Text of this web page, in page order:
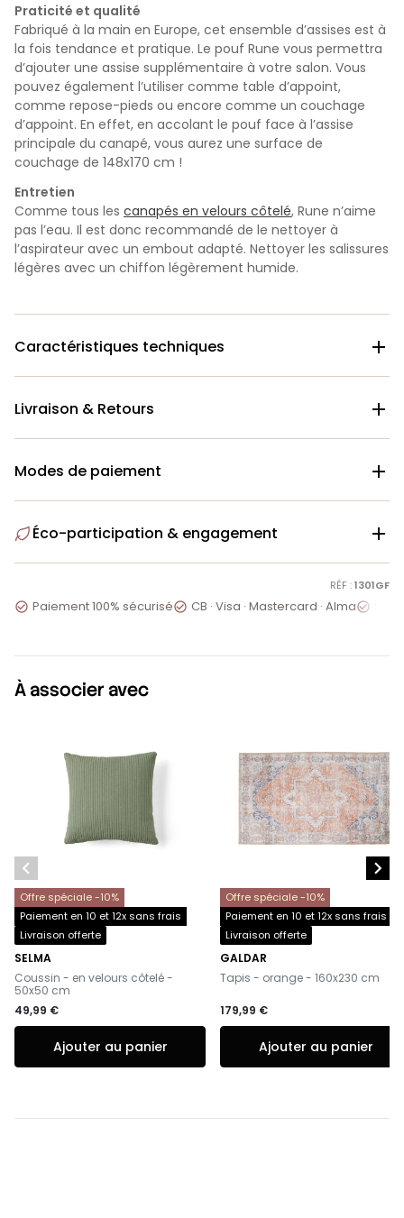
Praticité et qualité
Fabriqué à la main en Europe, cet ensemble d’assises est à
la fois tendance et pratique. Le pouf Rune vous permettra
d’ajouter une assise supplémentaire à votre salon. Vous
pouvez également l’utiliser comme table d’appoint,
comme repose-pieds ou encore comme un couchage
d’appoint. En effet, en accolant le pouf face à l’assise
principale du canapé, vous aurez une surface de
couchage de 148x170 cm !
Entretien
Comme tous les canapés en velours côtelé, Rune n’aime
pas l’eau. Il est donc recommandé de le nettoyer à
l’aspirateur avec un embout adapté. Nettoyer les salissures
légères avec un chiffon légèrement humide.
Caractéristiques techniques 
Livraison & Retours 
Modes de paiement 
Éco-participation & engagement 
RÉF :1301GF
 Paiement 100% sécurisé CB · Visa · Mastercard · Alma
À associer avec
Offre spéciale -10%
Paiement en 10 et 12x sans frais
Livraison offerte
SELMA
-
Coussin - en velours côtelé -
50x50 cm
49,99 €
Ajouter au panier
Offre spéciale -10%
Paiement en 10 et 12x sans frais
Livraison offerte
GALDAR
-
Tapis - orange - 160x230 cm
179,99 €
Ajouter au panier
 